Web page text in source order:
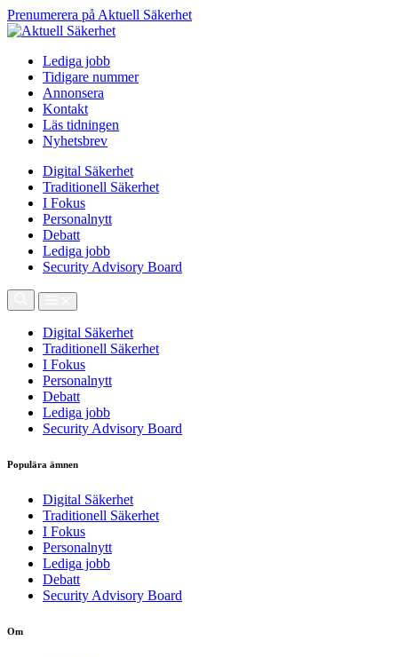
Prenumerera på Aktuell Säkerhet
Lediga jobb
Tidigare nummer
Annonsera
Kontakt
Läs tidningen
Nyhetsbrev
Digital Säkerhet
Traditionell Säkerhet
I Fokus
Personalnytt
Debatt
Lediga jobb
Security Advisory Board
Digital Säkerhet
Traditionell Säkerhet
I Fokus
Personalnytt
Debatt
Lediga jobb
Security Advisory Board
Populära ämnen
Digital Säkerhet
Traditionell Säkerhet
I Fokus
Personalnytt
Lediga jobb
Debatt
Security Advisory Board
Om